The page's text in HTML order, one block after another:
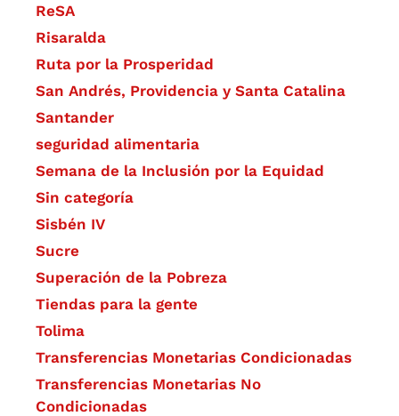
ReSA
Risaralda
Ruta por la Prosperidad
San Andrés, Providencia y Santa Catalina
Santander
seguridad alimentaria
Semana de la Inclusión por la Equidad
Sin categoría
Sisbén IV
Sucre
Superación de la Pobreza
Tiendas para la gente
Tolima
Transferencias Monetarias Condicionadas
Transferencias Monetarias No
Condicionadas